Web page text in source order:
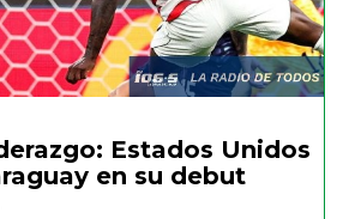
Estados Unidos
en su debut